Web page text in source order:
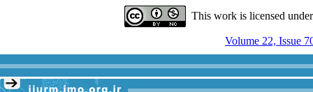
This work is licensed
Volume 22, Issue